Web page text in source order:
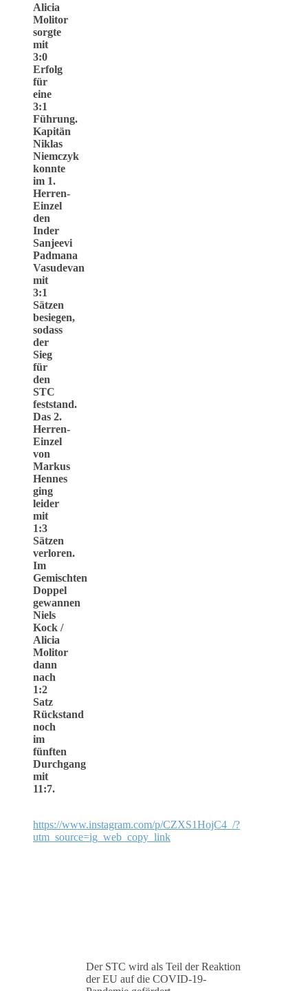
Alicia
Molitor
sorgte
mit
3:0
Erfolg
für
eine
3:1
Führung.
Kapitän
Niklas
Niemczyk
konnte
im 1.
Herren-
Einzel
den
Inder
Sanjeevi
Padmana
Vasudevan
mit
3:1
Sätzen
besiegen,
sodass
der
Sieg
für
den
STC
feststand.
Das 2.
Herren-
Einzel
von
Markus
Hennes
ging
leider
mit
1:3
Sätzen
verloren.
Im
Gemischten
Doppel
gewannen
Niels
Kock /
Alicia
Molitor
dann
nach
1:2
Satz
Rückstand
noch
im
fünften
Durchgang
mit
11:7.
https://www.instagram.com/p/CZXS1HojC4_/?
utm_source=ig_web_copy_link
Der STC wird als Teil der Reaktion
der EU auf die COVID-19-